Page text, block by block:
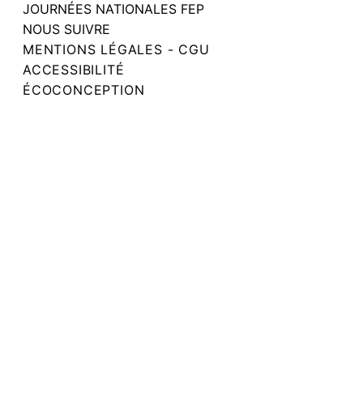
JOURNÉES NATIONALES FEP
NOUS SUIVRE
MENTIONS LÉGALES - CGU
ACCESSIBILITÉ
ÉCOCONCEPTION